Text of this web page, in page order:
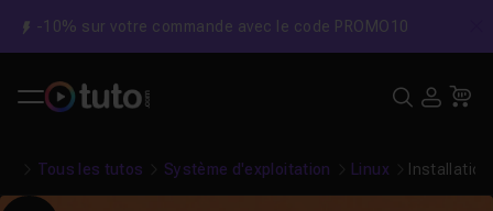
-10% sur votre commande avec le code PROMO10
Tous les tutos Système d'exploitation Linux